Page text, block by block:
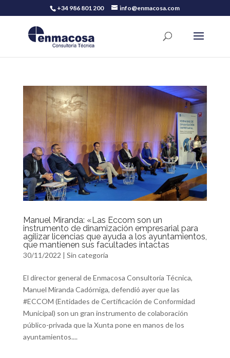
+34 986 801 200 info@enmacosa.com
Manuel Miranda: «Las Eccom son un
instrumento de dinamización empresarial para
agilizar licencias que ayuda a los ayuntamientos,
que mantienen sus facultades intactas
30/11/2022 | Sin categoría
El director general de Enmacosa Consultoría Técnica,
Manuel Miranda Cadórniga, defendió ayer que las
#ECCOM (Entidades de Certificación de Conformidad
Municipal) son un gran instrumento de colaboración
público-privada que la Xunta pone en manos de los
ayuntamientos....